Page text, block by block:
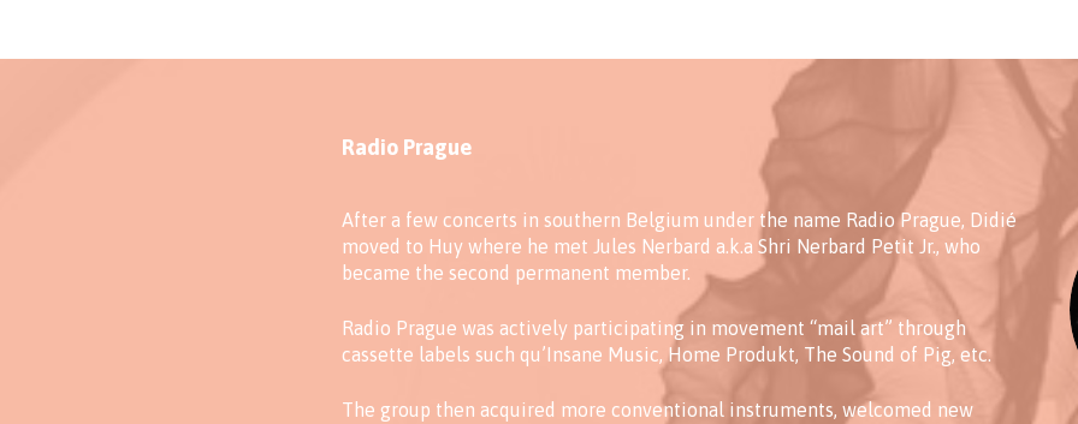
Radio Prague
After a few concerts in southern Belgium under the name Radio Prague, Didié
moved to Huy where he met Jules Nerbard a.k.a Shri Nerbard Petit Jr., who
became the second permanent member.
Radio Prague was actively participating in movement “mail art” through
cassette labels such qu’Insane Music, Home Produkt, The Sound of Pig, etc.
The group then acquired more conventional instruments, welcomed new